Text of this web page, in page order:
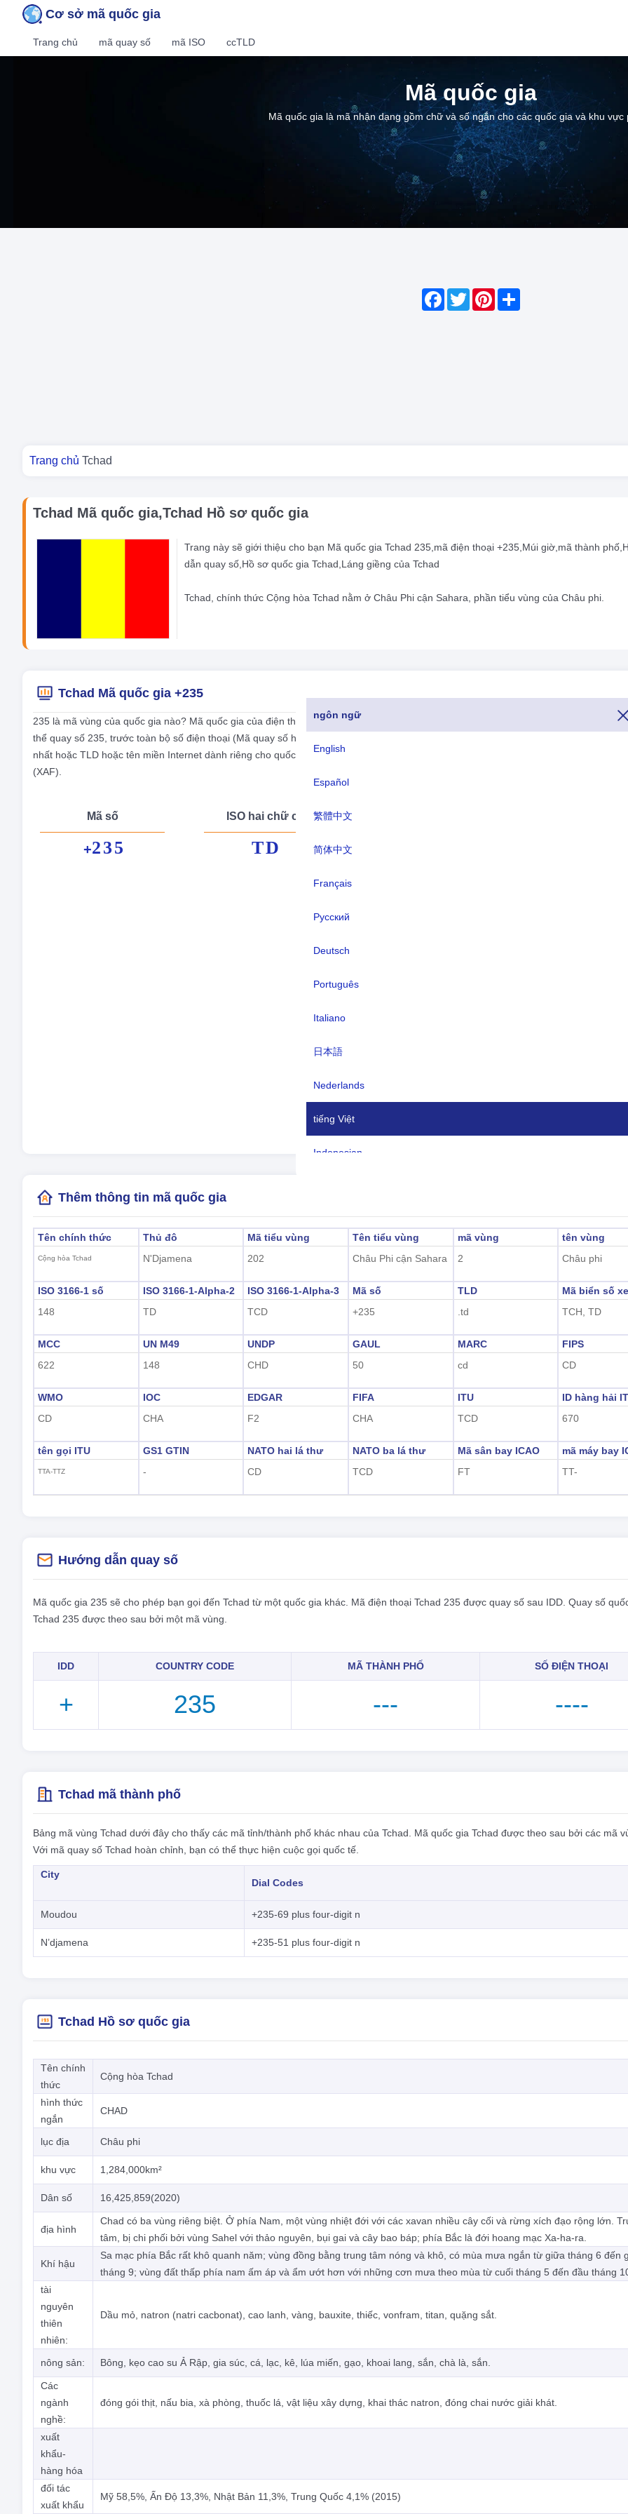
Cơ sở mã quốc gia
ngôn ngữ
English
Español
繁體中文
简体中文
Français
Русский
Deutsch
Português
Italiano
日本語
Nederlands
tiếng Việt
Indonesian
हिंदी
Trang chủ mã quay số mã ISO ccTLD
Mã quốc gia
Mã quốc gia là mã nhận dạng gồm chữ và số ngắn cho các quốc gia và khu vực
Facebook
Twitter
Pinterest
Share
Bạn đang ở đây
Trang chủ Tchad
Tchad Mã quốc gia,Tchad Hồ sơ quốc gia
Trang này sẽ giới thiệu cho bạn Mã quốc gia Tchad 235,mã điện thoại +235,Múi giờ,mã thành
dẫn quay số,Hồ sơ quốc gia Tchad,Láng giềng của Tchad
Tchad, chính thức Cộng hòa Tchad nằm ở Châu Phi cận Sahara, phần tiểu vùng của Châu phi.
Tchad Mã quốc gia +235
235 là mã vùng của quốc gia nào? Mã quốc gia của điện thoại ở Tchad là số 235. Nếu bạn muốn gọi đến Tchad từ một quốc gia
thể quay số 235, trước toàn bộ số điện thoại (Mã quay số hoặc mã gọi hoặc mã điện thoại của Tchad bắt đầu bằng +235). Tên miền
nhất hoặc TLD hoặc tên miền Internet dành riêng cho quốc gia dành cho Tchad kết thúc bằng .td và tên tiền tệ của Tchad là CFA
(XAF).
Mã số
+235
ISO hai chữ cái
TD
Tiền tệ:
ngôn ngữ:
(chính thức), Sara (ở phía nam),
Múi giờ:
Giờ địa phương:
(N'Djamena)
2026-08-07 22:10:21
Thêm thông tin mã quốc gia
Tên chính thức
Cộng hòa Tchad
Thủ đô
N'Djamena
Mã tiểu vùng
202
Tên tiểu vùng
Châu Phi cận Sahara
mã vùng
2
tên vùng
Châu phi
ISO 3166-1 số
148
ISO 3166-1-Alpha-2
TD
ISO 3166-1-Alpha-3
TCD
Mã số
+235
TLD
.td
Mã biển số xe
TCH, TD
MCC
622
UN M49
148
UNDP
CHD
GAUL
50
MARC
cd
FIPS
CD
WMO
CD
IOC
CHA
EDGAR
F2
FIFA
CHA
ITU
TCD
ID hàng hải
670
tên gọi ITU
TTA-TTZ
GS1 GTIN
-
NATO hai lá thư
CD
NATO ba lá thư
TCD
Mã sân bay ICAO
FT
mã máy bay
TT-
Hướng dẫn quay số
Mã quốc gia 235 sẽ cho phép bạn gọi đến Tchad từ một quốc gia khác. Mã điện thoại Tchad 235 được quay số sau IDD. Quay số
Tchad 235 được theo sau bởi một mã vùng.
IDD COUNTRY CODE MÃ THÀNH PHỐ SỐ ĐIỆN THOẠI
+ 235 --- ----
Tchad mã thành phố
Bảng mã vùng Tchad dưới đây cho thấy các mã tỉnh/thành phố khác nhau của Tchad. Mã quốc gia Tchad được theo sau bởi các mã
Với mã quay số Tchad hoàn chỉnh, bạn có thể thực hiện cuộc gọi quốc tế.
City
Dial Codes
Moudou +235-69 plus four-digit n
N’djamena +235-51 plus four-digit n
Tchad Hồ sơ quốc gia
Tên chính
thức
Cộng hòa Tchad
hình thức
ngắn
CHAD
lục địa Châu phi
khu vực 1,284,000km²
Dân số 16,425,859(2020)
địa hình
Chad có ba vùng riêng biệt. Ở phía Nam, một vùng nhiệt đới với các xavan nhiều cây cối và rừng xích đạo rộng lớn.
tâm, bị chi phối bởi vùng Sahel với thảo nguyên, bụi gai và cây bao báp; phía Bắc là đới hoang mạc Xa-ha-ra.
Khí hậu
Sa mạc phía Bắc rất khô quanh năm; vùng đồng bằng trung tâm nóng và khô, có mùa mưa ngắn từ giữa tháng 6 đến
tháng 9; vùng đất thấp phía nam ấm áp và ẩm ướt hơn với những cơn mưa theo mùa từ cuối tháng 5 đến đầu tháng
tài
nguyên
thiên
nhiên:
Dầu mỏ, natron (natri cacbonat), cao lanh, vàng, bauxite, thiếc, vonfram, titan, quặng sắt.
nông sản: Bông, kẹo cao su Ả Rập, gia súc, cá, lạc, kê, lúa miến, gạo, khoai lang, sắn, chà là, sắn.
Các
ngành
nghề:
đóng gói thịt, nấu bia, xà phòng, thuốc lá, vật liệu xây dựng, khai thác natron, đóng chai nước giải khát.
xuất
khẩu-
hàng hóa
đối tác
xuất khẩu
Mỹ 58,5%, Ấn Độ 13,3%, Nhật Bản 11,3%, Trung Quốc 4,1% (2015)